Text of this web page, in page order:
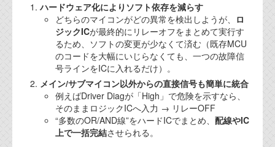
機能安全用語集
設計用語集
オンラインショップ
お問い合わせ
FAQ
ハードウェア化によりソフト依存を減らす
どちらのマイコンがどの異常を検出しようが、 ロ
ジックICが最終的にリレーオフをまとめて実行す
るため、ソフトの変更が少なくて済む（既存MCU
のコードを大幅にいじらなくても、一つの故障信
号ラインをICに入れるだけ）。
メイン/サブマイコン以外からの直接信号も簡単に統合
例えばDriver Diagが「High」で危険を示すなら、
そのままロジックICへ入力 → リレーOFF
“多数のOR/AND線”をハードICでまとめ、 配線やIC
上で一括完結させられる。